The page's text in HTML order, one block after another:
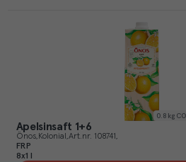
0.8 kg
Apelsinsaft 1+6
Önos Kolonial Art.nr. 108741
FRP
8x1 l